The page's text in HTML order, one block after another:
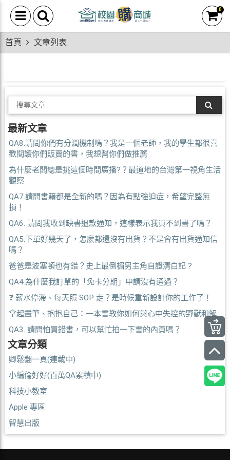
0
首頁 文章列表
最新文章
QA8.請問你們有分潤機制嗎？我是一個老師，我的學生都很喜
歡閱讀你們販賣的書，我想幫你們做推薦
為什麼老闆總是挑這個時間廣播?？最道地的台灣第一視角生活
觀察
QA7.請問書籍都是全新的嗎？因為有點強迫症，希望完整無
損！
QA6. 請問我收到缺書退款通知，這樣表示我買不到書了嗎？
QA5.下單好幾天了，怎麼都還沒有出貨？不是會有出貨通知信
嗎？
爸爸是波塞頓也有錯？史上最倒楣男主角自證清白記 ?
QA4.為什麼我訂單的「免卡分期」申請沒有通過？
❓ 薪水停滯、每天照 SOP 走？是時候重新設計你的工作了！
拿起畫筆、抱抱自己：一本書教你如何與心中失控的野獸和解
QA3. 請問怕買錯書，可以幫忙拍一下書的內頁嗎？
文章分類
卿鬆翻一頁(連載中)
小編倫好好(百萬QA累積中)
科技小教室
Apple 專區
智慧出版